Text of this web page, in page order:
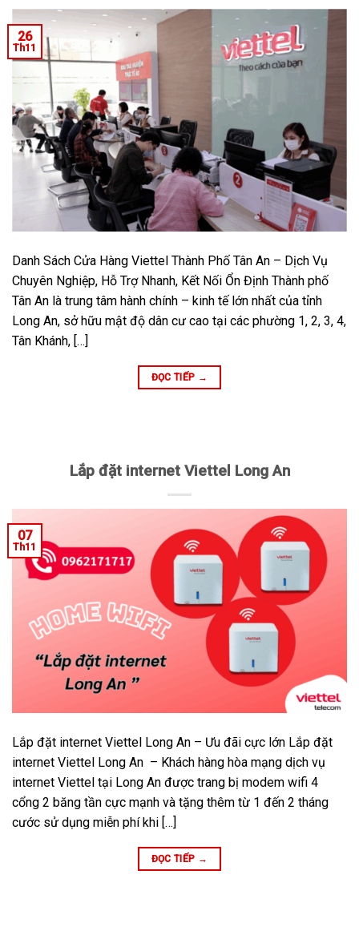
26
Th11
Danh Sách Cửa Hàng Viettel Thành Phố Tân An – Dịch Vụ
Chuyên Nghiệp, Hỗ Trợ Nhanh, Kết Nối Ổn Định Thành phố
Tân An là trung tâm hành chính – kinh tế lớn nhất của tỉnh
Long An, sở hữu mật độ dân cư cao tại các phường 1, 2, 3, 4,
Tân Khánh, […]
ĐỌC TIẾP →
Lắp đặt internet Viettel Long An
07
Th11
Lắp đặt internet Viettel Long An – Ưu đãi cực lớn Lắp đặt
internet Viettel Long An – Khách hàng hòa mạng dịch vụ
internet Viettel tại Long An được trang bị modem wifi 4
cổng 2 băng tần cực mạnh và tặng thêm từ 1 đến 2 tháng
cước sử dụng miễn phí khi […]
ĐỌC TIẾP →